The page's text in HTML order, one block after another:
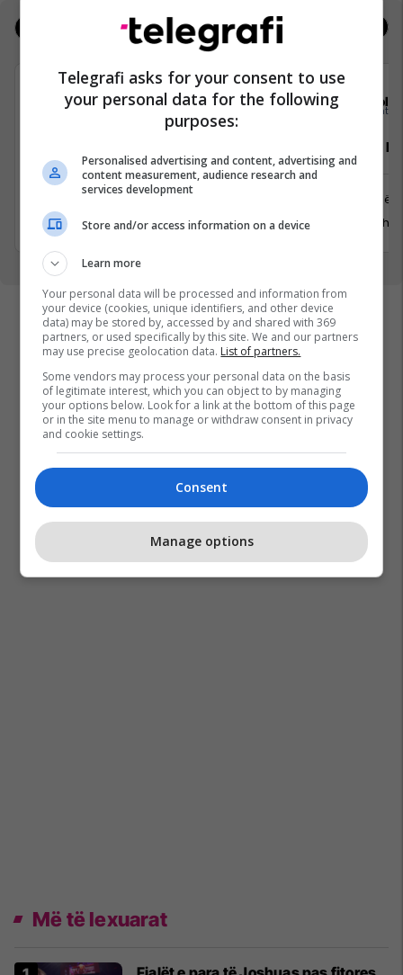
Real Estate
Solace Management Ltd
Manager
29 Gusht 2026
Property
Prishtinë
29 Gusht
Më të lexuarat
Telegrafi asks for your consent to use
your personal data for the following
purposes:
Personalised advertising and content, advertising and
content measurement, audience research and
services development
Store and/or access information on a device
Learn more
Your personal data will be processed and information from
your device (cookies, unique identifiers, and other device
data) may be stored by, accessed by and shared with 369
partners, or used specifically by this site. We and our partners
may use precise geolocation data. List of partners.
Some vendors may process your personal data on the basis
of legitimate interest, which you can object to by managing
your options below. Look for a link at the bottom of this page
or in the site menu to manage or withdraw consent in privacy
and cookie settings.
Consent
Manage options